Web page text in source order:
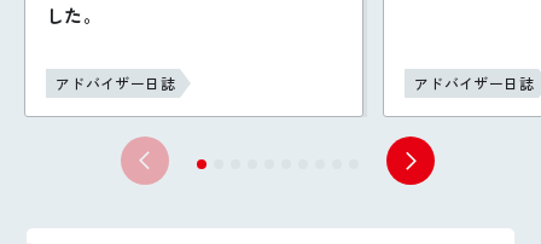
した。
アドバイザー日誌 アドバイザー日誌